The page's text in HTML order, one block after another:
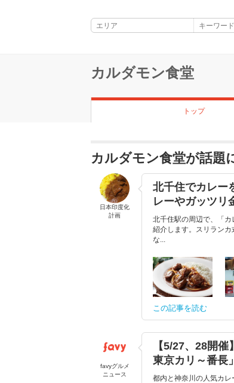
カルダモン食堂
トップ
カルダモン食堂が話題
日本印度化
計画
北千住でカレー
レーやガッツリ
北千住駅の周辺で、「
紹介します。スリラン
な...
この記事を読む
favyグルメ
ニュース
【5/27、28開
東京カリ～番長」
都内と神奈川の人気カ